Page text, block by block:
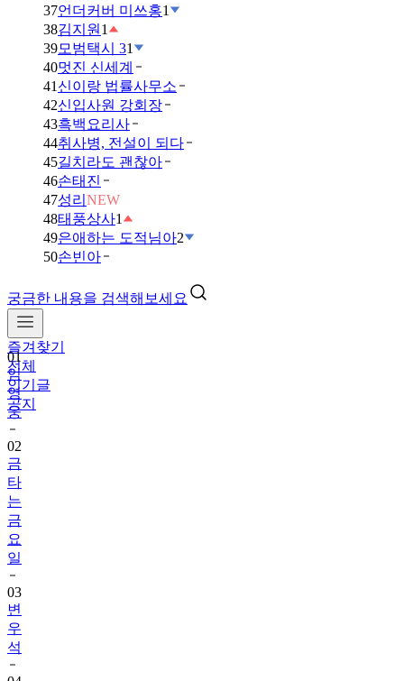
37언더커버 미쓰홍1
38김지원 1
39모범택시 31
40멋진 신세계
41 신이랑 법률사무소
42신입사원 강회장
43흑백요리사
44취사병, 전설이 되다
45길치라도 괜찮아
46손태진
47성리 NEW
48태풍상사1
49은애하는 도적님아2
50손빈아
궁금한 내용을 검색해보세요
즐겨찾기
전체
인기글
공지
01
임
영
웅
02
금
타
는
금
요
일
03
변
우
석